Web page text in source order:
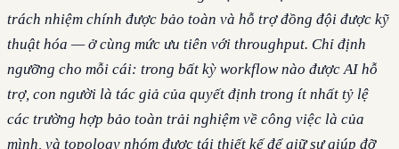
trách nhiệm chính được bảo toàn và hỗ trợ đồng đội được kỹ
thuật hóa — ở cùng mức ưu tiên với throughput. Chỉ định
ngưỡng cho mỗi cái: trong bất kỳ workflow nào được AI hỗ
trợ, con người là tác giả của quyết định trong ít nhất tỷ lệ
các trường hợp bảo toàn trải nghiệm về công việc là của
mình, và topology nhóm được tái thiết kế để giữ sự giúp đỡ